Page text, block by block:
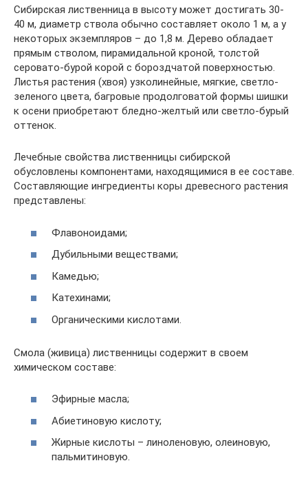
Сибирская лиственница в высоту может достигать 30-
40 м, диаметр ствола обычно составляет около 1 м, а у
некоторых экземпляров – до 1,8 м. Дерево обладает
прямым стволом, пирамидальной кроной, толстой
серовато-бурой корой с бороздчатой поверхностью.
Листья растения (хвоя) узколинейные, мягкие, светло-
зеленого цвета, багровые продолговатой формы шишки
к осени приобретают бледно-желтый или светло-бурый
оттенок.
Лечебные свойства лиственницы сибирской
обусловлены компонентами, находящимися в ее составе.
Составляющие ингредиенты коры древесного растения
представлены:
Флавоноидами;
Дубильными веществами;
Камедью;
Катехинами;
Органическими кислотами.
Смола (живица) лиственницы содержит в своем
химическом составе:
Эфирные масла;
Абиетиновую кислоту;
Жирные кислоты – линоленовую, олеиновую,
пальмитиновую.